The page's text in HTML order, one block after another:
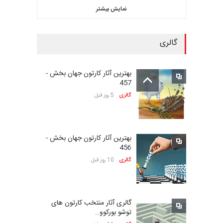
مهلت 25 روز دیگر
مهلت 25 روز دیگر
مهلت 26 روز دیگر
مهلت حدود یک ماه دیگر
نمایش بیشتر
گالری
بهترین آثار کارتون جهان بخش -
457
گالری 5 روز قبل
بهترین آثار کارتون جهان بخش -
456
گالری 10 روز قبل
گالری آثار منتخب کارتون های
توشو بورکوو…